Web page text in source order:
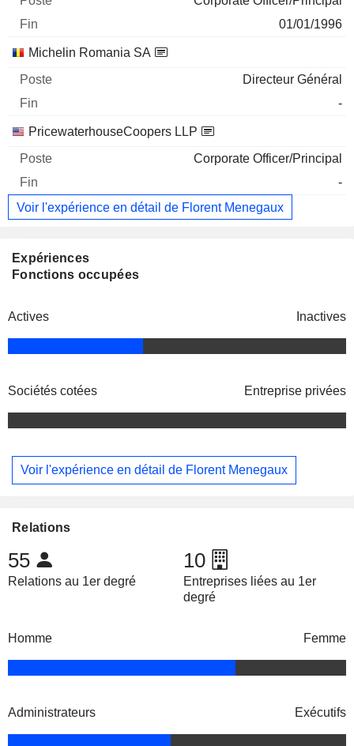
01/01/1996
Michelin Romania SA
Directeur Général
-
PricewaterhouseCoopers LLP
Corporate Officer/Principal
-
Voir l'expérience en détail de Florent Menegaux
Expériences
Fonctions occupées
Actives Inactives
Sociétés cotées Entreprise privées
Voir l'expérience en détail de Florent Menegaux
Relations
55
Relations au 1er degré
10
Entreprises liées au 1er
degré
Homme Femme
Administrateurs Exécutifs